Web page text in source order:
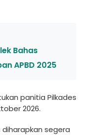
Bahas
APBD 2025
panitia Pilkades
2026.
diharapkan segera